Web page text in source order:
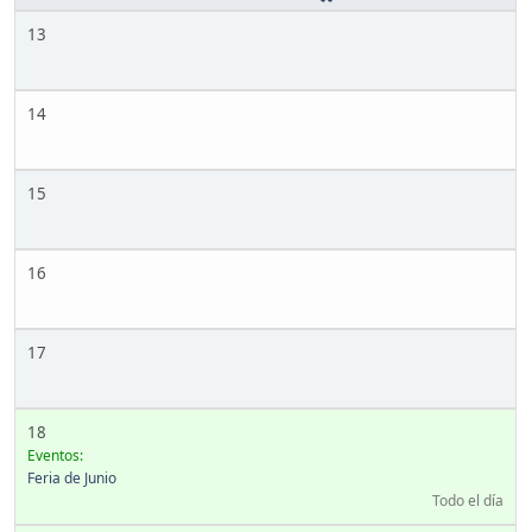
13
14
15
16
17
18
Eventos:
Feria de Junio
Todo el día